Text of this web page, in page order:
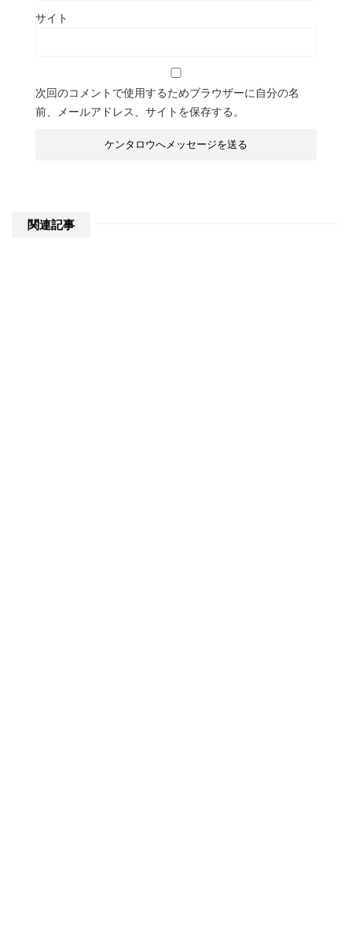
サイト
次回のコメントで使用するためブラウザーに自分の名
前、メールアドレス、サイトを保存する。
関連記事